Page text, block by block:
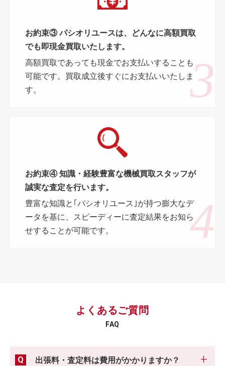
お約束③ パシオリユースは、どんなに高額買取
でも即現金買取いたします。
高額買取であっても現金でお支払いすることも
可能です。買取成立後すぐにお支払いいたしま
す。
お約束④ 知識・経験豊富な機械買取スタッフが
誠実な査定を行います。
豊富な知識と｢パシオリユース｣が持つ膨大なデ
ータを基に、スピーディーに査定結果をお知ら
せすることが可能です。
よくあるご質問
FAQ
出張料・査定料は費用がかかりますか？